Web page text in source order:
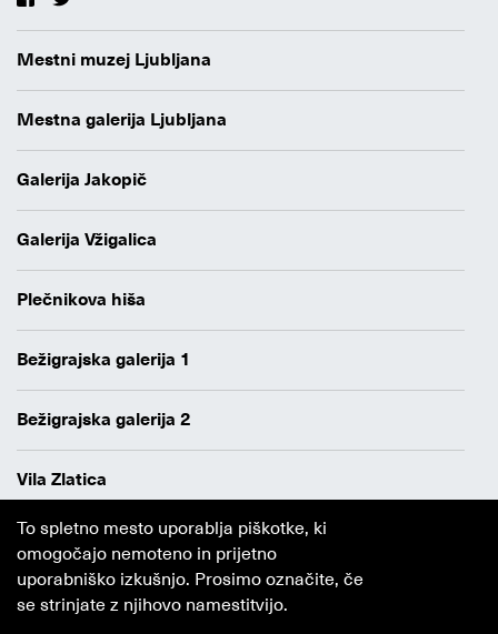
Mestni muzej Ljubljana
Mestna galerija Ljubljana
Galerija Jakopič
Galerija Vžigalica
Plečnikova hiša
Bežigrajska galerija 1
Bežigrajska galerija 2
Vila Zlatica
Varstvo osebnih podatkov
Avtorji
Obvestilo o piškotkih
To spletno mesto uporablja piškotke, ki
omogočajo nemoteno in prijetno
uporabniško izkušnjo. Prosimo označite, če
se strinjate z njihovo namestitvijo.